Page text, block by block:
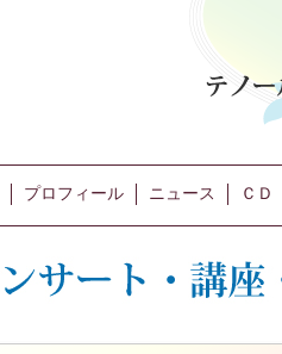
プロフィール ニュース ＣＤ